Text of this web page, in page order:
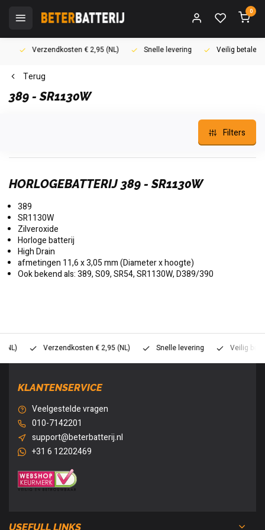
0
Verzendkosten € 2,95 (NL) Snelle levering Veilig betalen
Terug
389 - SR1130W
Filters
HORLOGEBATTERIJ 389 - SR1130W
389
SR1130W
Zilveroxide
Horloge batterij
High Drain
afmetingen 11,6 x 3,05 mm (Diameter x hoogte)
Ook bekend als: 389, S09, SR54, SR1130W, D389/390
Verzendkosten € 2,95 (NL) Snelle levering Veilig betalen
KLANTENSERVICE
Veelgestelde vragen
010-7142201
support@beterbatterij.nl
+31 6 12202469
USEFULL LINKS